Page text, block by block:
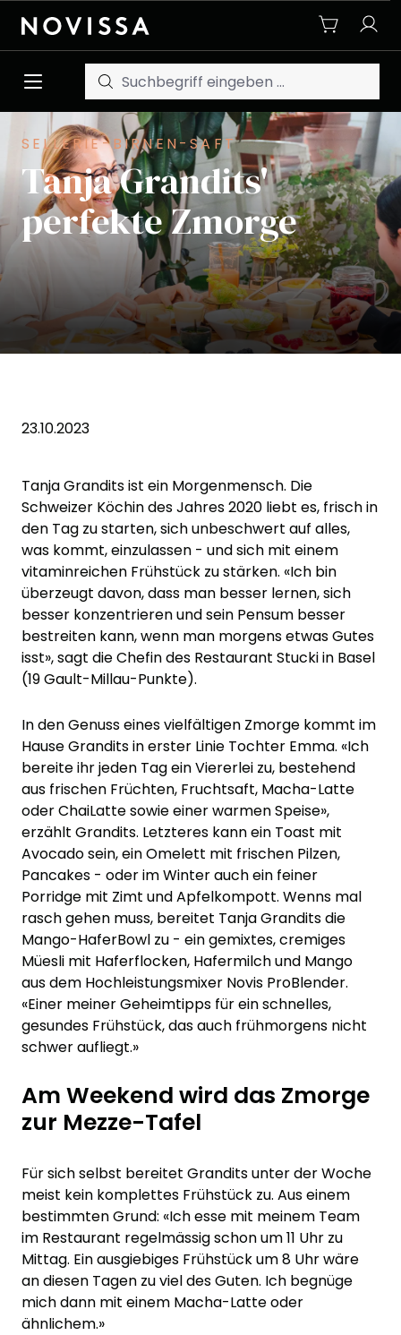
Zum Hauptinhalt springen
SELLERIE-BIRNEN-SAFT
Tanja Grandits'
perfekte Zmorge
23.10.2023
Tanja Grandits ist ein Morgenmensch. Die
Schweizer Köchin des Jahres 2020 liebt es, frisch in
den Tag zu starten, sich unbeschwert auf alles,
was kommt, einzulassen - und sich mit einem
vitaminreichen Frühstück zu stärken. «Ich bin
überzeugt davon, dass man besser lernen, sich
besser konzentrieren und sein Pensum besser
bestreiten kann, wenn man morgens etwas Gutes
isst», sagt die Chefin des Restaurant Stucki in Basel
(19 Gault-Millau-Punkte).
In den Genuss eines vielfältigen Zmorge kommt im
Hause Grandits in erster Linie Tochter Emma. «Ich
bereite ihr jeden Tag ein Viererlei zu, bestehend
aus frischen Früchten, Fruchtsaft, Macha-Latte
oder Chai­Latte sowie einer warmen Speise»,
erzählt Grandits. Letzteres kann ein Toast mit
Avocado sein, ein Omelett mit frischen Pilzen,
Pancakes - oder im Winter auch ein feiner
Porridge mit Zimt und Apfelkompott. Wenns mal
rasch gehen muss, bereitet Tanja Grandits die
Mango-Hafer­Bowl zu - ein gemixtes, cremiges
Müesli mit Haferflocken, Hafermilch und Mango
aus dem Hochleistungsmixer Novis ProBlender.
«Einer meiner Geheimtipps für ein schnelles,
gesundes Frühstück, das auch frühmorgens nicht
schwer aufliegt.»
Am Weekend wird das Zmorge
zur Mezze-Tafel
Für sich selbst bereitet Grandits unter der Woche
meist kein komplettes Frühstück zu. Aus einem
bestimmten Grund: «Ich esse mit meinem Team
im Restaurant regelmässig schon um 11 Uhr zu
Mittag. Ein ausgiebiges Frühstück um 8 Uhr wäre
an diesen Tagen zu viel des Guten. Ich begnüge
mich dann mit einem Macha-Latte oder
ähnlichem.»